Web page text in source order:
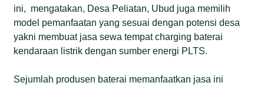
ini, mengatakan, Desa Peliatan, Ubud juga memilih
model pemanfaatan yang sesuai dengan potensi desa
yakni membuat jasa sewa tempat charging baterai
kendaraan listrik dengan sumber energi PLTS.
Sejumlah produsen baterai memanfaatkan jasa ini